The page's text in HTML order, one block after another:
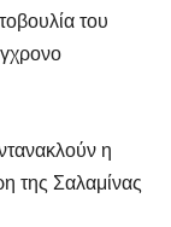
του
η
της Σαλαμίνας